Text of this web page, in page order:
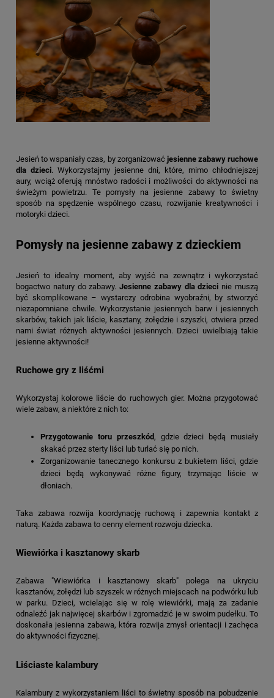
Jesień to wspaniały czas, by zorganizować jesienne zabawy ruchowe
dla dzieci. Wykorzystajmy jesienne dni, które, mimo chłodniejszej
aury, wciąż oferują mnóstwo radości i możliwości do aktywności na
świeżym powietrzu. Te pomysły na jesienne zabawy to świetny
sposób na spędzenie wspólnego czasu, rozwijanie kreatywności i
motoryki dzieci.
Pomysły na jesienne zabawy z dzieckiem
Jesień to idealny moment, aby wyjść na zewnątrz i wykorzystać
bogactwo natury do zabawy.Jesienne zabawy dla dzieci nie muszą
być skomplikowane – wystarczy odrobina wyobraźni, by stworzyć
niezapomniane chwile. Wykorzystanie jesiennych barw i jesiennych
skarbów, takich jak liście, kasztany, żołędzie i szyszki, otwiera przed
nami świat różnych aktywności jesiennych. Dzieci uwielbiają takie
jesienne aktywności!
Ruchowe gry z liśćmi
Wykorzystaj kolorowe liście do ruchowych gier. Można przygotować
wiele zabaw, a niektóre z nich to:
Przygotowanie toru przeszkód, gdzie dzieci będą musiały
skakać przez sterty liści lub turlać się po nich.
Zorganizowanie tanecznego konkursu z bukietem liści, gdzie
dzieci będą wykonywać różne figury, trzymając liście w
dłoniach.
Taka zabawa rozwija koordynację ruchową i zapewnia kontakt z
naturą. Każda zabawa to cenny element rozwoju dziecka.
Wiewiórka i kasztanowy skarb
Zabawa "Wiewiórka i kasztanowy skarb" polega na ukryciu
kasztanów, żołędzi lub szyszek w różnych miejscach na podwórku lub
w parku. Dzieci, wcielając się w rolę wiewiórki, mają za zadanie
odnaleźć jak najwięcej skarbów i zgromadzić je w swoim pudełku. To
doskonała jesienna zabawa, która rozwija zmysł orientacji i zachęca
do aktywności fizycznej.
Liściaste kalambury
Kalambury z wykorzystaniem liści to świetny sposób na pobudzenie